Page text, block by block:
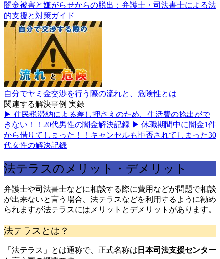
闇金被害と嫌がらせからの脱出：弁護士・司法書士による法
的支援と対策ガイド
自分でヤミ金交渉を行う際の流れと、危険性とは
関連する解決事例 実録
▶ 住民税滞納による差し押さえのため、生活費の捻出がで
きない！！20代男性の闇金解決記録 ▶ 休職期間中に闇金1件
から借りてしまった！！キャンセルも拒否されてしまった30
代女性の解決記録
法テラスのメリット・デメリット
弁護士や司法書士などに相談する際に費用などが問題で相談
が出来ないと言う場合、法テラスなどを利用するように勧め
られますが法テラスにはメリットとデメリットがあります。
法テラスとは？
「法テラス」とは通称で、正式名称は 日本司法支援センター